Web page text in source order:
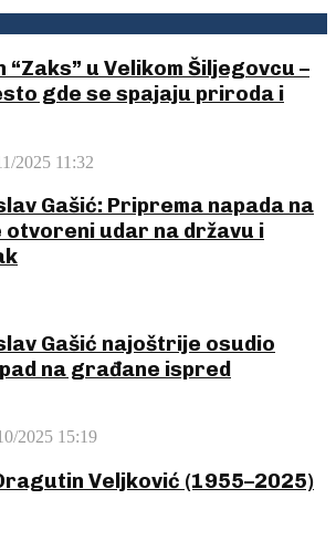
u Velikom Šiljegovcu –
gde se spajaju priroda i
2025 11:32
Gašić: Priprema napada na
otvoreni udar na državu i
Gašić najoštrije osudio
na građane ispred
2025 15:19
Veljković (1955–2025)